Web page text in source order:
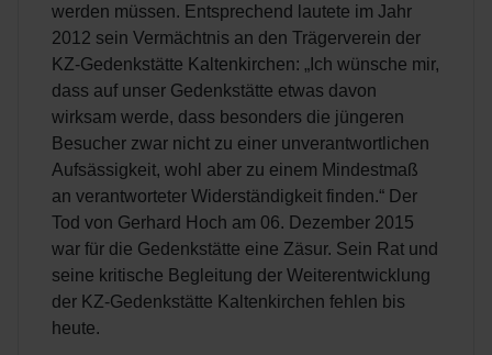
werden müssen. Entsprechend lautete im Jahr
2012 sein Vermächtnis an den Trägerverein der
KZ-Gedenkstätte Kaltenkirchen: „Ich wünsche mir,
dass auf unser Gedenkstätte etwas davon
wirksam werde, dass besonders die jüngeren
Besucher zwar nicht zu einer unverantwortlichen
Aufsässigkeit, wohl aber zu einem Mindestmaß
an verantworteter Widerständigkeit finden.“ Der
Tod von Gerhard Hoch am 06. Dezember 2015
war für die Gedenkstätte eine Zäsur. Sein Rat und
seine kritische Begleitung der Weiterentwicklung
der KZ-Gedenkstätte Kaltenkirchen fehlen bis
heute.